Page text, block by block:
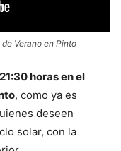
Verano en Pinto
21:30 horas en el
, como ya es
deseen
solar, con la